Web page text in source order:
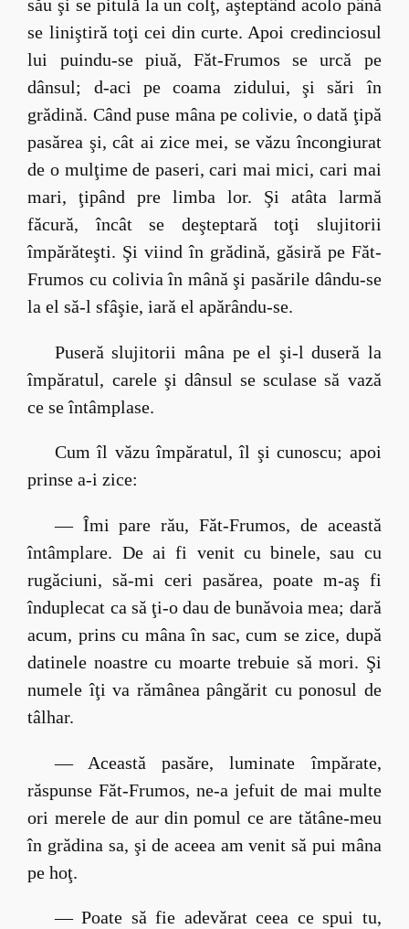
său şi se pitulă la un colţ, aşteptând acolo până
se liniştiră toţi cei din curte. Apoi credinciosul
lui puindu-se piuă, Făt-Frumos se urcă pe
dânsul; d-aci pe coama zidului, şi sări în
grădină. Când puse mâna pe colivie, o dată ţipă
pasărea şi, cât ai zice mei, se văzu încongiurat
de o mulţime de paseri, cari mai mici, cari mai
mari, ţipând pre limba lor. Şi atâta larmă
făcură, încât se deşteptară toţi slujitorii
împărăteşti. Şi viind în grădină, găsiră pe Făt-
Frumos cu colivia în mână şi pasările dându-se
la el să-l sfâşie, iară el apărându-se.
Puseră slujitorii mâna pe el şi-l duseră la
împăratul, carele şi dânsul se sculase să vază
ce se întâmplase.
Cum îl văzu împăratul, îl şi cunoscu; apoi
prinse a-i zice:
— Îmi pare rău, Făt-Frumos, de această
întâmplare. De ai fi venit cu binele, sau cu
rugăciuni, să-mi ceri pasărea, poate m-aş fi
înduplecat ca să ţi-o dau de bunăvoia mea; dară
acum, prins cu mâna în sac, cum se zice, după
datinele noastre cu moarte trebuie să mori. Şi
numele îţi va rămânea pângărit cu ponosul de
tâlhar.
— Această pasăre, luminate împărate,
răspunse Făt-Frumos, ne-a jefuit de mai multe
ori merele de aur din pomul ce are tătâne-meu
în grădina sa, şi de aceea am venit să pui mâna
pe hoţ.
— Poate să fie adevărat ceea ce spui tu,